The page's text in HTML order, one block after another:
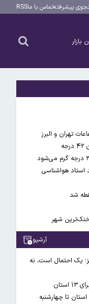
پیشرفتهتماس با ماRSS
بازار
تهران و البرز
هواشناسی
خنک‌ترین شهر
آرشیو
در پاییز؛ یک احتمال است، نه